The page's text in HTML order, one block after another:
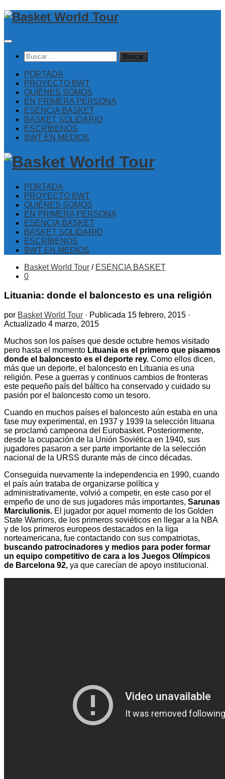
Saltar
Buscar:
PORTADA
PROYECTO BWT
QUIÉNES SOMOS
EN PRIMERA PERSONA
ESENCIA BASKET
BASKET SOLIDARIO
ESCRÍBENOS
BWT EN MEDIOS
PORTADA
PROYECTO BWT
QUIÉNES SOMOS
EN PRIMERA PERSONA
ESENCIA BASKET
BASKET SOLIDARIO
ESCRÍBENOS
BWT EN MEDIOS
Basket World Tour / ESENCIA BASKET
0
Lituania: donde el baloncesto es una religión
por Basket World Tour · Publicada 15 febrero, 2015 ·
Actualizado 4 marzo, 2015
Muchos son los países que desde octubre hemos visitado
pero hasta el momento Lituania es el primero que pisamos
donde el baloncesto es el deporte rey. Como ellos dicen,
más que un deporte, el baloncesto en Lituania es una
religión. Pese a guerras y continuos cambios de fronteras
este pequeño país del báltico ha conservado y cuidado su
pasión por el baloncesto como un tesoro.
Cuando en muchos países el baloncesto aún estaba en una
fase muy experimental, en 1937 y 1939 la selección lituana
se proclamó campeona del Eurobasket. Posteriormente,
desde la ocupación de la Unión Soviética en 1940, sus
jugadores pasaron a ser parte importante de la selección
nacional de la URSS durante más de cinco décadas.
Conseguida nuevamente la independencia en 1990, cuando
el país aún trataba de organizarse política y
administrativamente, volvió a competir, en este caso por el
empeño de uno de sus jugadores más importantes, Sarunas
Marciulionis. El jugador por aquel momento de los Golden
State Warriors, de los primeros soviéticos en llegar a la NBA
y de los primeros europeos destacados en la liga
norteamericana, fue contactando con sus compatriotas,
buscando patrocinadores y medios para poder formar
un equipo competitivo de cara a los Juegos Olímpicos
de Barcelona 92, ya que carecían de apoyo institucional.